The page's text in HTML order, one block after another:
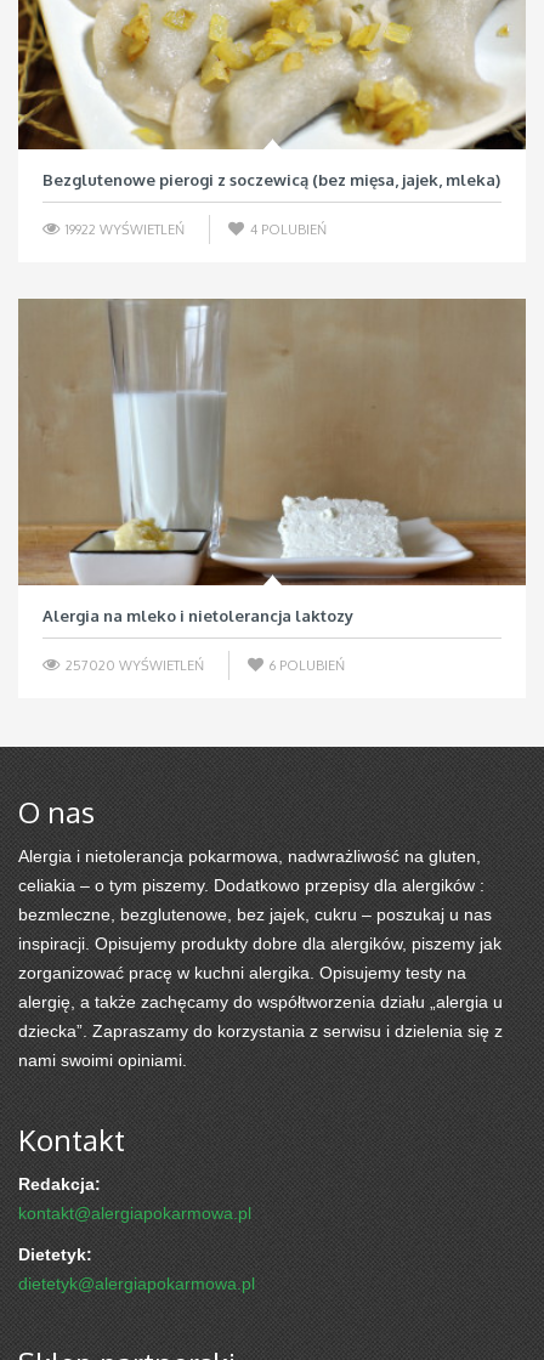
Bezglutenowe pierogi z soczewicą (bez mięsa, jajek, mleka)
19922 WYŚWIETLEŃ 4 POLUBIEŃ
Alergia na mleko i nietolerancja laktozy
257020 WYŚWIETLEŃ 6 POLUBIEŃ
O nas
Alergia i nietolerancja pokarmowa, nadwrażliwość na gluten,
celiakia – o tym piszemy. Dodatkowo przepisy dla alergików :
bezmleczne, bezglutenowe, bez jajek, cukru – poszukaj u nas
inspiracji. Opisujemy produkty dobre dla alergików, piszemy jak
zorganizować pracę w kuchni alergika. Opisujemy testy na
alergię, a także zachęcamy do współtworzenia działu „alergia u
dziecka”. Zapraszamy do korzystania z serwisu i dzielenia się z
nami swoimi opiniami.
Kontakt
Redakcja:
kontakt@alergiapokarmowa.pl
Dietetyk:
dietetyk@alergiapokarmowa.pl